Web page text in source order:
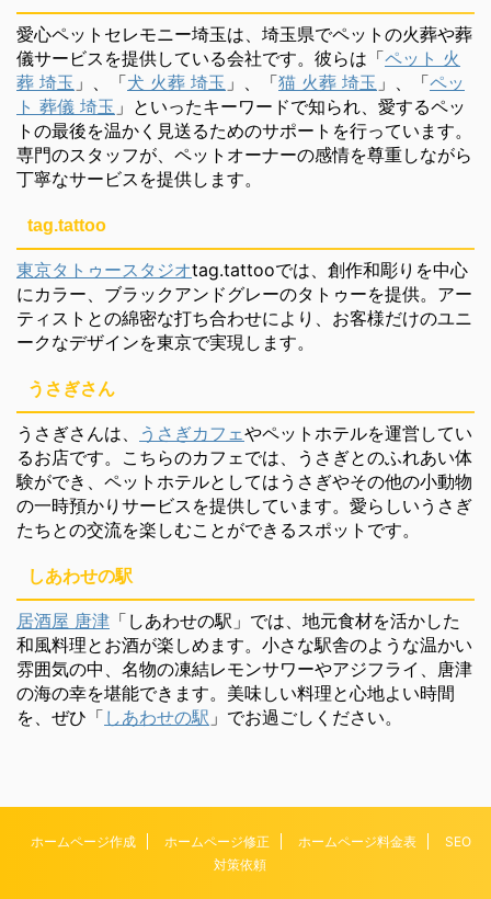
愛心ペットセレモニー埼玉は、埼玉県でペットの火葬や葬
儀サービスを提供している会社です。彼らは「ペット 火
葬 埼玉 」、「犬 火葬 埼玉 」、「猫 火葬 埼玉 」、「ペッ
ト 葬儀 埼玉 」といったキーワードで知られ、愛するペッ
トの最後を温かく見送るためのサポートを行っています。
専門のスタッフが、ペットオーナーの感情を尊重しながら
丁寧なサービスを提供します。
tag.tattoo
東京タトゥースタジオtag.tattooでは、創作和彫りを中心
にカラー、ブラックアンドグレーのタトゥーを提供。アー
ティストとの綿密な打ち合わせにより、お客様だけのユニ
ークなデザインを東京で実現します。
うさぎさん
うさぎさんは、 うさぎカフェやペットホテルを運営してい
るお店です。こちらのカフェでは、うさぎとのふれあい体
験ができ、ペットホテルとしてはうさぎやその他の小動物
の一時預かりサービスを提供しています。愛らしいうさぎ
たちとの交流を楽しむことができるスポットです。
しあわせの駅
居酒屋 唐津 「しあわせの駅」では、地元食材を活かした
和風料理とお酒が楽しめます。小さな駅舎のような温かい
雰囲気の中、名物の凍結レモンサワーやアジフライ、唐津
の海の幸を堪能できます。美味しい料理と心地よい時間
を、ぜひ「 しあわせの駅 」でお過ごしください。
ホームページ作成 ホームページ修正 ホームページ料金表
SEO
対策依頼